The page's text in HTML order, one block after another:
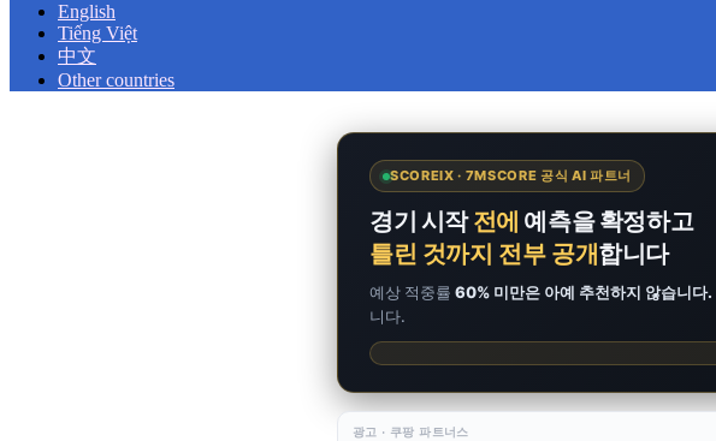
English
Tiếng Việt
中文
Other countries
SCOREIX · 7MSCORE 공식 AI 파트너
경기 시작전에 예측을 확정하고
틀린 것까지 전부 공개합니다
예상 적중률 60% 미만은 아예 추천하지 않습니다.
니다.
광고 · 쿠팡 파트너스